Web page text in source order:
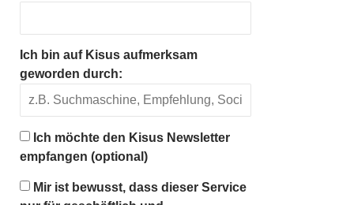
Ich bin auf Kisus aufmerksam
geworden durch:
Ich möchte den Kisus Newsletter
empfangen (optional)
Mir ist bewusst, dass dieser Service